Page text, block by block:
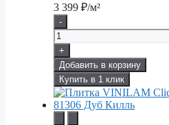
3 399 ₽/м²
-
+
Добавить в корзину
Купить в 1 клик